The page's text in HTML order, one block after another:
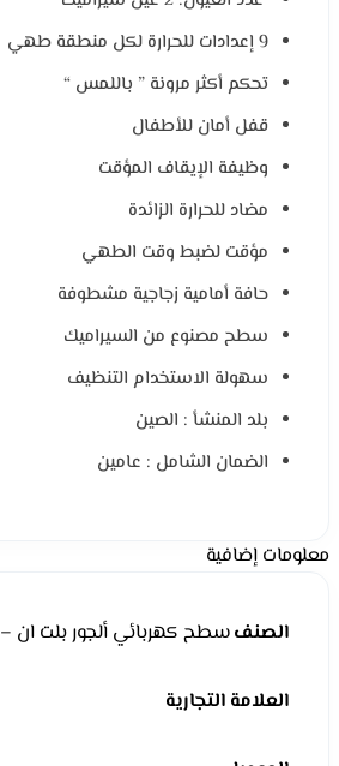
9 إعدادات للحرارة لكل منطقة طهي
تحكم أكثر مرونة ” باللمس “
قفل أمان للأطفال
وظيفة الإيقاف المؤقت
مضاد للحرارة الزائدة
مؤقت لضبط وقت الطهي
حافة أمامية زجاجية مشطوفة
سطح مصنوع من السيراميك
سهولة الاستخدام التنظيف
بلد المنشأ : الصين
الضمان الشامل : عامين
معلومات إضافية
الصنفسطح كهربائي ألجور بلت ان – 2 عين سيراميك
العلامة التجارية